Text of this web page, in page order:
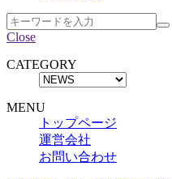
Close
CATEGORY
MENU
トップページ
運営会社
お問い合わせ